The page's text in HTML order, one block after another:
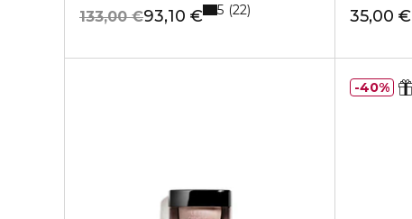
93,10 €
133,00 € 5 22 35,00 €
40%